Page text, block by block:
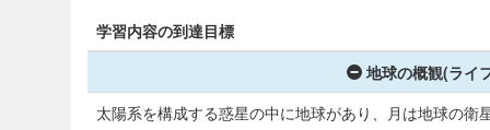
学習内容の到達目標
地球の概観(ライ
太陽系を構成する惑星の中に地球があり、月は地球の衛